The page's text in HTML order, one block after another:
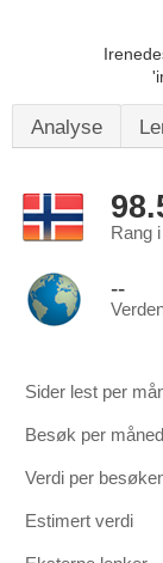
Analyse
Rang
--
Sider lest per
Besøk per måned
Verdi per
Estimert verdi